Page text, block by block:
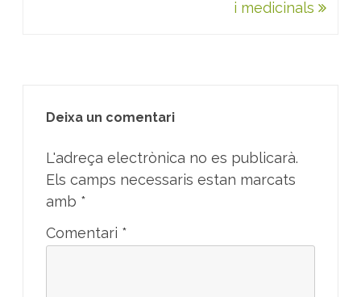
i medicinals
Deixa un comentari
L'adreça electrònica no es publicarà.
Els camps necessaris estan marcats
amb *
Comentari *